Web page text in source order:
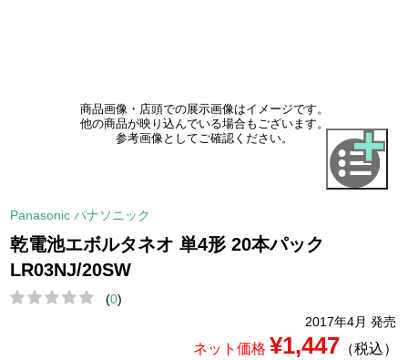
商品画像・店頭での展示画像はイメージです。
他の商品が映り込んでいる場合もございます。
参考画像としてご確認ください。
Panasonic パナソニック
乾電池エボルタネオ 単4形 20本パック
LR03NJ/20SW
(0)
2017年4月 発売
ネット価格 ¥1,447 （税込）